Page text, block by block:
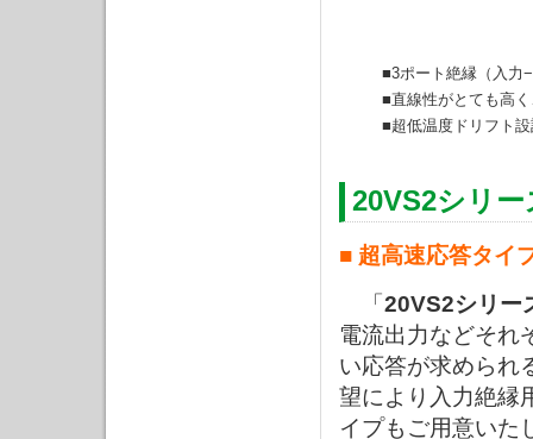
■3ポート絶縁（入力
■直線性がとても高
■超低温度ドリフト
20VS2シリー
■ 超高速応答タイ
「 20VS2シリー
電流出力などそれ
い応答が求められ
望により入力絶縁
イプもご用意いた